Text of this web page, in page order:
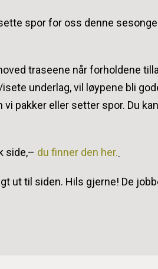
spor for oss denne
traseene når forholdene
underlag, vil løypene bli
pakker eller setter spor. Du
side,– du finner den her.
ut til siden. Hils gjerne! De